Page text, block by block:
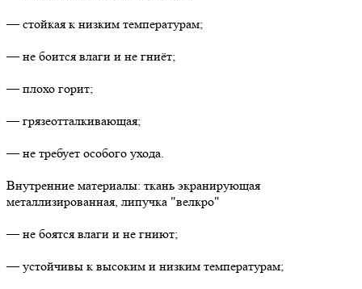
— стойкая к низким температурам;
— не боится влаги и не гниёт;
— плохо горит;
— грязеотталкивающая;
— не требует особого ухода.
Внутренние материалы: ткань экранирующая
металлизированная, липучка "велкро"
— не боятся влаги и не гниют;
— устойчивы к высоким и низким температурам;